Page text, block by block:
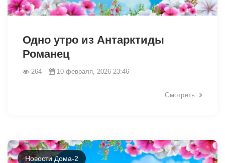
Одно утро из Антарктиды
Романец
264 10 февраля, 2026 23:46
Смотреть
Новости Дома-2